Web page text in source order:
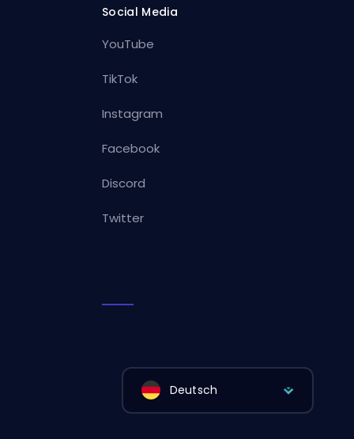
Social Media
YouTube
TikTok
Instagram
Facebook
Discord
Twitter
Deutsch